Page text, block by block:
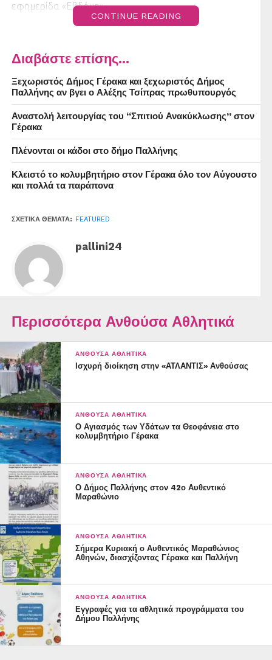
εφημερίδα «Εβδόμη»
CONTINUE READING
Διαβάστε επίσης...
Ξεχωριστός Δήμος Γέρακα και ξεχωριστός Δήμος
Παλλήνης αν βγει ο Αλέξης Τσίπρας πρωθυπουργός
Αναστολή λειτουργίας του “Σπιτιού Ανακύκλωσης” στον
Γέρακα
Πλένονται οι κάδοι στο δήμο Παλλήνης
Κλειστό το κολυμβητήριο στον Γέρακα όλο τον Αύγουστο
και πολλά τα παράπονα
ΣΧΕΤΙΚΆ ΘΈΜΑΤΑ: FEATURED
pallini24
Περισσότερα Ανθούσα Αθλητικά
ΑΝΘΟΎΣΑ ΑΘΛΗΤΙΚΆ
Ισχυρή διοίκηση στην «ΑΤΛΑΝΤΙΣ» Ανθούσας
ΑΝΘΟΎΣΑ ΑΘΛΗΤΙΚΆ
Ο Αγιασμός των Υδάτων τα Θεοφάνεια στο
κολυμβητήριο Γέρακα
ΑΝΘΟΎΣΑ ΑΘΛΗΤΙΚΆ
Ο Δήμος Παλλήνης στον 42ο Αυθεντικό
Μαραθώνιο
ΑΝΘΟΎΣΑ ΑΘΛΗΤΙΚΆ
Σήμερα Κυριακή ο Αυθεντικός Μαραθώνιος
Αθηνών, διασχίζοντας Γέρακα και Παλλήνη
ΑΝΘΟΎΣΑ ΑΘΛΗΤΙΚΆ
Εγγραφές για τα αθλητικά προγράμματα του
Δήμου Παλλήνης